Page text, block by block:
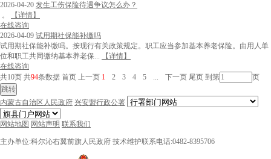
2026-04-20 发生工伤保险待遇争议怎么办？
。
【详情】
在线咨询
2026-04-09 试用期社保能补缴吗
试用期社保能补缴吗。按现行有关政策规定。职工应当参加基本养老保险。由用人单
位和职工共同缴纳基本养老保...
【详情】
在线咨询
共10页 共94条数据 首页 上一页 1 2 3 4 5 ... 下一页 尾页 到第 页
内蒙古自治区人民政府 兴安盟行政公署
网站地图 网站声明 联系我们
主办单位:科尔沁右翼前旗人民政府 技术维护联系电话:0482-8395706